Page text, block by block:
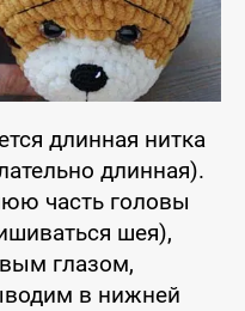
длинная нитка
длинная).
часть головы
шея),
глазом,
в нижней